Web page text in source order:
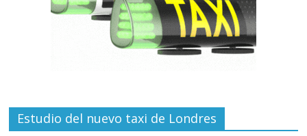
Estudio del nuevo taxi de Londres